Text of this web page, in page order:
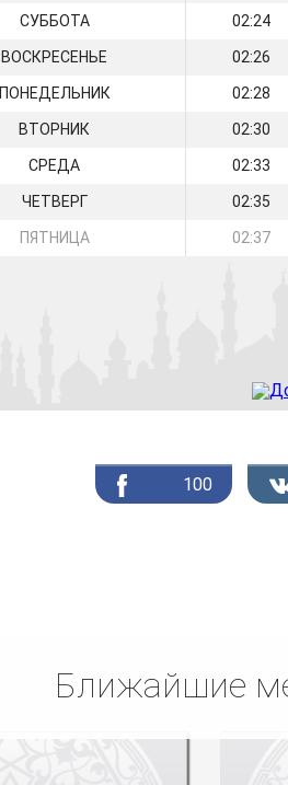
СУББОТА 02:24
ВОСКРЕСЕНЬЕ 02:26
ПОНЕДЕЛЬНИК 02:28
ВТОРНИК 02:30
СРЕДА 02:33
ЧЕТВЕРГ 02:35
ПЯТНИЦА 02:37
100
Ближайшие